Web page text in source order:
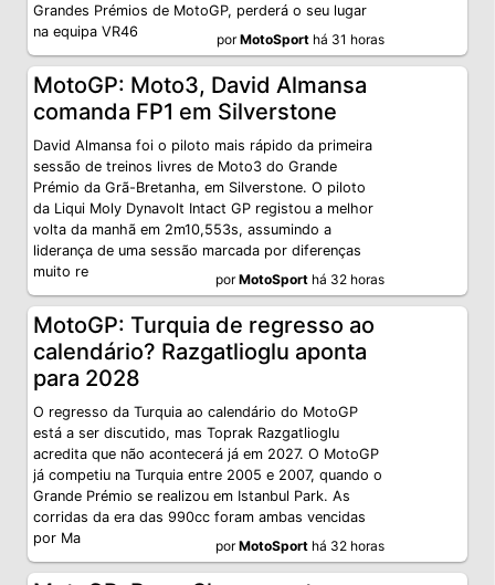
Grandes Prémios de MotoGP, perderá o seu lugar
na equipa VR46
porMotoSport há 31 horas
MotoGP: Moto3, David Almansa
comanda FP1 em Silverstone
David Almansa foi o piloto mais rápido da primeira
sessão de treinos livres de Moto3 do Grande
Prémio da Grã-Bretanha, em Silverstone. O piloto
da Liqui Moly Dynavolt Intact GP registou a melhor
volta da manhã em 2m10,553s, assumindo a
liderança de uma sessão marcada por diferenças
muito re
porMotoSport há 32 horas
MotoGP: Turquia de regresso ao
calendário? Razgatlioglu aponta
para 2028
O regresso da Turquia ao calendário do MotoGP
está a ser discutido, mas Toprak Razgatlioglu
acredita que não acontecerá já em 2027. O MotoGP
já competiu na Turquia entre 2005 e 2007, quando o
Grande Prémio se realizou em Istanbul Park. As
corridas da era das 990cc foram ambas vencidas
por Ma
porMotoSport há 32 horas